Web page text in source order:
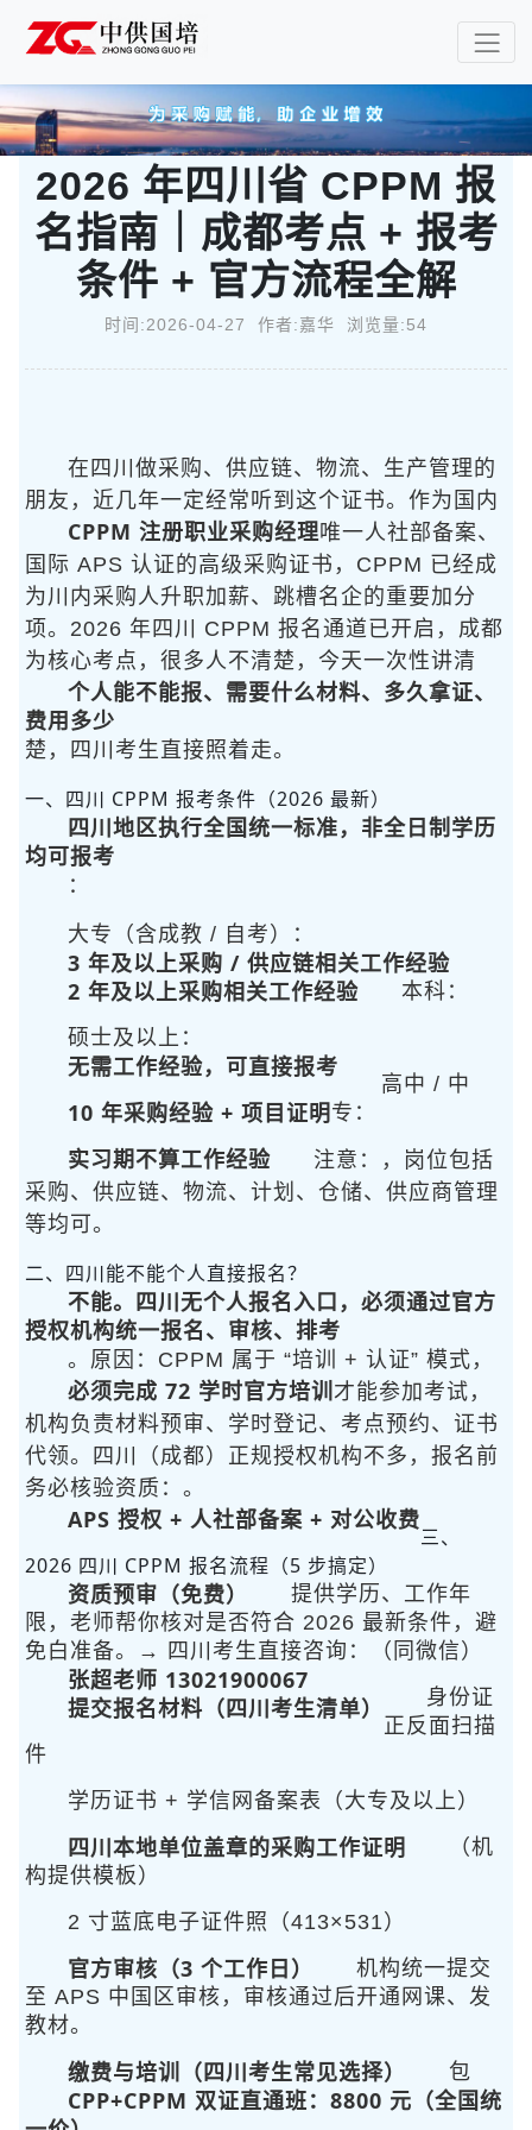
2026 年四川省 CPPM 报
名指南｜成都考点 + 报考
条件 + 官方流程全解
时间:2026-04-27 作者:嘉华 浏览量:54
在四川做采购、供应链、物流、生产管理的
朋友，近几年一定经常听到
CPPM 注册职业采购经理
这个证书。作为国内
唯一人社部备案、
国际 APS 认证的高级采购证书，CPPM 已经成
为川内采购人升职加薪、跳槽名企的重要加分
项。2026 年四川 CPPM 报名通道已开启，成都
为核心考点，很多人不清楚
个人能不能报、需要什么材料、多久拿证、
费用多少
，今天一次性讲清
楚，四川考生直接照着走。
一、四川 CPPM 报考条件（2026 最新）
四川地区执行全国统一标准，非全日制学历
均可报考
：
大专（含成教 / 自考）：
3 年及以上采购 / 供应链相关工作经验
本科：
2 年及以上采购相关工作经验
硕士及以上：
无需工作经验，可直接报考
高中 / 中
专：
10 年采购经验 + 项目证明
注意：
实习期不算工作经验
，岗位包括
采购、供应链、物流、计划、仓储、供应商管理
等均可。
二、四川能不能个人直接报名？
不能。四川无个人报名入口，必须通过官方
授权机构统一报名、审核、排考
。原因：CPPM 属于 “培训 + 认证” 模式，
必须完成 72 学时官方培训 才能参加考试，
机构负责材料预审、学时登记、考点预约、证书
代领。四川（成都）正规授权机构不多，报名前
务必核验资质：
APS 授权 + 人社部备案 + 对公收费
。
三、
2026 四川 CPPM 报名流程（5 步搞定）
资质预审（免费）
提供学历、工作年
限，老师帮你核对是否符合 2026 最新条件，避
免白准备。→ 四川考生直接咨询：
张超老师 13021900067
（同微信）
提交报名材料（四川考生清单）
身份证
正反面扫描
件
学历证书 + 学信网备案表（大专及以上）
四川本地单位盖章的采购工作证明
（机
构提供模板）
2 寸蓝底电子证件照（413×531）
官方审核（3 个工作日）
机构统一提交
至 APS 中国区审核，审核通过后开通网课、发
教材。
缴费与培训（四川考生常见选择）
CPP+CPPM 双证直通班：8800 元（全国统
包